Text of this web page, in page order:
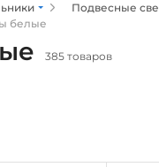
Подвесные
белые
385 товаров